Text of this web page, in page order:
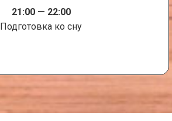
21:00 — 22:00
Подготовка ко сну